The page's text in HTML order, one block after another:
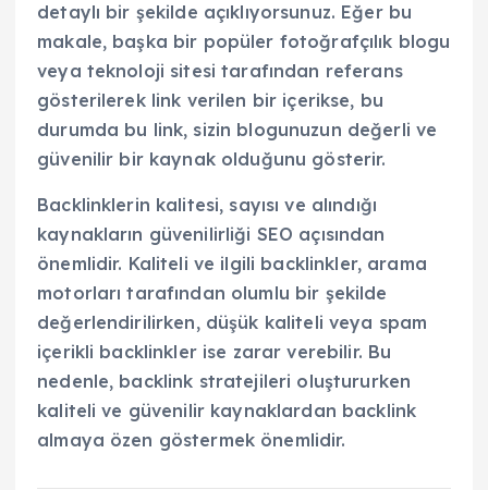
detaylı bir şekilde açıklıyorsunuz. Eğer bu
makale, başka bir popüler fotoğrafçılık blogu
veya teknoloji sitesi tarafından referans
gösterilerek link verilen bir içerikse, bu
durumda bu link, sizin blogunuzun değerli ve
güvenilir bir kaynak olduğunu gösterir.
Backlinklerin kalitesi, sayısı ve alındığı
kaynakların güvenilirliği SEO açısından
önemlidir. Kaliteli ve ilgili backlinkler, arama
motorları tarafından olumlu bir şekilde
değerlendirilirken, düşük kaliteli veya spam
içerikli backlinkler ise zarar verebilir. Bu
nedenle, backlink stratejileri oluştururken
kaliteli ve güvenilir kaynaklardan backlink
almaya özen göstermek önemlidir.